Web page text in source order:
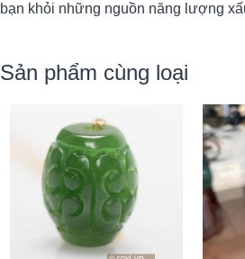
bạn khỏi những nguồn năng lượng
Sản phẩm cùng loại